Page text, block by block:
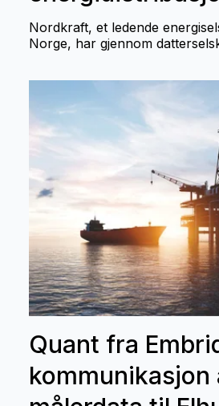
Nordkraft, et ledende
Norge, har gjennom
Quant fra
kommunikasjon